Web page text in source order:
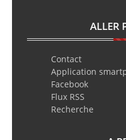
ALLER
Contact
Application
Facebook
Flux RSS
Recherche